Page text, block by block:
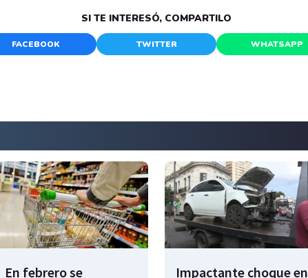
SI TE INTERESÓ, COMPARTILO
FACEBOOK TWITTER WHATSAPP
En febrero se
Impactante choque en